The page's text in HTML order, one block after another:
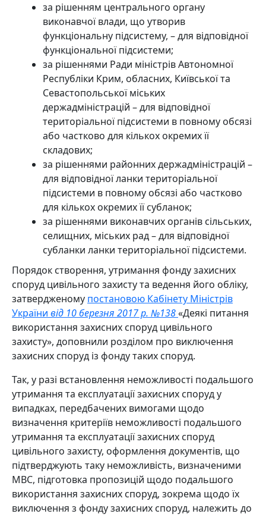
за рішенням центрального органу
виконавчої влади, що утворив
функціональну підсистему, – для відповідної
функціональної підсистеми;
за рішеннями Ради міністрів Автономної
Республіки Крим, обласних, Київської та
Севастопольської міських
держадміністрацій – для відповідної
територіальної підсистеми в повному обсязі
або частково для кількох окремих її
складових;
за рішеннями районних держадміністрацій –
для відповідної ланки територіальної
підсистеми в повному обсязі або частково
для кількох окремих її субланок;
за рішеннями виконавчих органів сільських,
селищних, міських рад – для відповідної
субланки ланки територіальної підсистеми.
Порядок створення, утримання фонду захисних
споруд цивільного захисту та ведення його обліку,
затвердженому постановою Кабінету Міністрів
України від 10 березня 2017 р. №138«Деякі питання
використання захисних споруд цивільного
захисту», доповнили розділом про виключення
захисних споруд із фонду таких споруд.
Так, у разі встановлення неможливості подальшого
утримання та експлуатації захисних споруд у
випадках, передбачених вимогами щодо
визначення критеріїв неможливості подальшого
утримання та експлуатації захисних споруд
цивільного захисту, оформлення документів, що
підтверджують таку неможливість, визначеними
МВС, підготовка пропозицій щодо подальшого
використання захисних споруд, зокрема щодо їх
виключення з фонду захисних споруд, належить до